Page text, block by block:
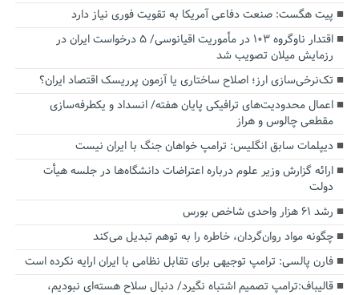
پیت هگست: صنعت دفاعی آمریکا به تقویت فوری نیاز دارد
اقتدار ناوگروه ۱۰۳ در مأموریت‌ اقیانوسی/ ۵ درخواست ایران در
رزمایش میلان تصویب شد
تک‌نرخی‌سازی ارز؛ اصلاح ساختاری یا آزمون پرریسک اقتصاد ایران؟
اعمال محدودیت‌های ترافیکی پایان هفته/ انسداد و یکطرفه‌سازی
مقطعی چالوس و هراز
دیپلمات سابق انگلیس:‌ ترامپ خواهان جنگ با ایران نیست
ارائه گزارش وزیر علوم درباره اعتراضات دانشگاه‌ها در جلسه هیأت
دولت
رشد ۶۱ هزار واحدی شاخص بورس
چگونه مواد روان‌گردان، خاطره را به توهم تبدیل می‌کند
فارن پالسی: ترامپ توجیهی برای تقابل نظامی با ایران ارایه نکرده است
قالیباف:ترامپ تصمیم اشتباه نگیرد/ دنبال سلاح هسته‌ای نبودیم،